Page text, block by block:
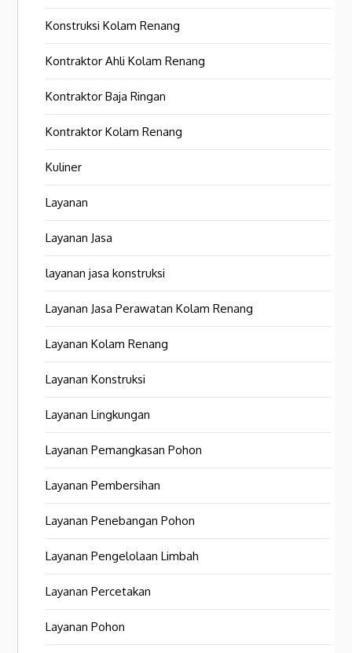
Konstruksi Kolam Renang
Kontraktor Ahli Kolam Renang
Kontraktor Baja Ringan
Kontraktor Kolam Renang
Kuliner
Layanan
Layanan Jasa
layanan jasa konstruksi
Layanan Jasa Perawatan Kolam Renang
Layanan Kolam Renang
Layanan Konstruksi
Layanan Lingkungan
Layanan Pemangkasan Pohon
Layanan Pembersihan
Layanan Penebangan Pohon
Layanan Pengelolaan Limbah
Layanan Percetakan
Layanan Pohon